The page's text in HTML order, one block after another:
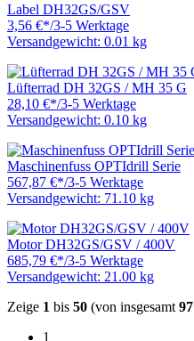
Label DH32GS/GSV
3,56 €*/3-5 Werktage
Versandgewicht: 0.01 kg
Lüfterrad DH 32GS / MH 35 G
28,10 €*/3-5 Werktage
Versandgewicht: 0.10 kg
Maschinenfuss OPTIdrill Serie
567,87 €*/3-5 Werktage
Versandgewicht: 71.10 kg
Motor DH32GS/GSV / 400V
685,79 €*/3-5 Werktage
Versandgewicht: 21.00 kg
Zeige 1 bis 50 (von insgesamt 97
1